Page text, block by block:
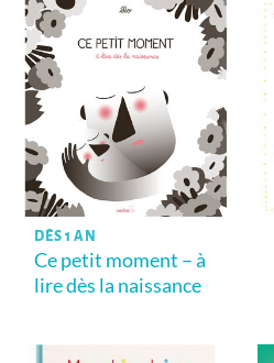
DÈS 1 AN
Ce petit moment – à
lire dès la naissance